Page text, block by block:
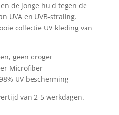
de jonge huid tegen de
UVA en UVB-straling.
collectie UV-kleding van
geen droger
Microfiber
UV bescherming
van 2-5 werkdagen.